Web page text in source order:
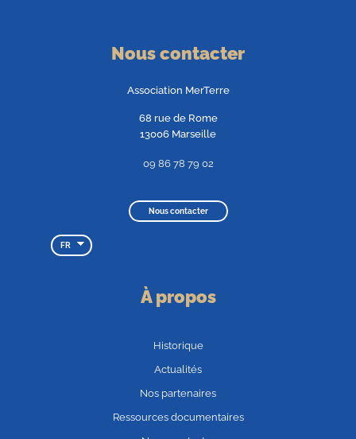
Nous contacter
Association MerTerre
68 rue de Rome
13006 Marseille
09 86 78 79 02
Nous contacter
FR
À propos
Historique
Actualités
Nos partenaires
Ressources documentaires